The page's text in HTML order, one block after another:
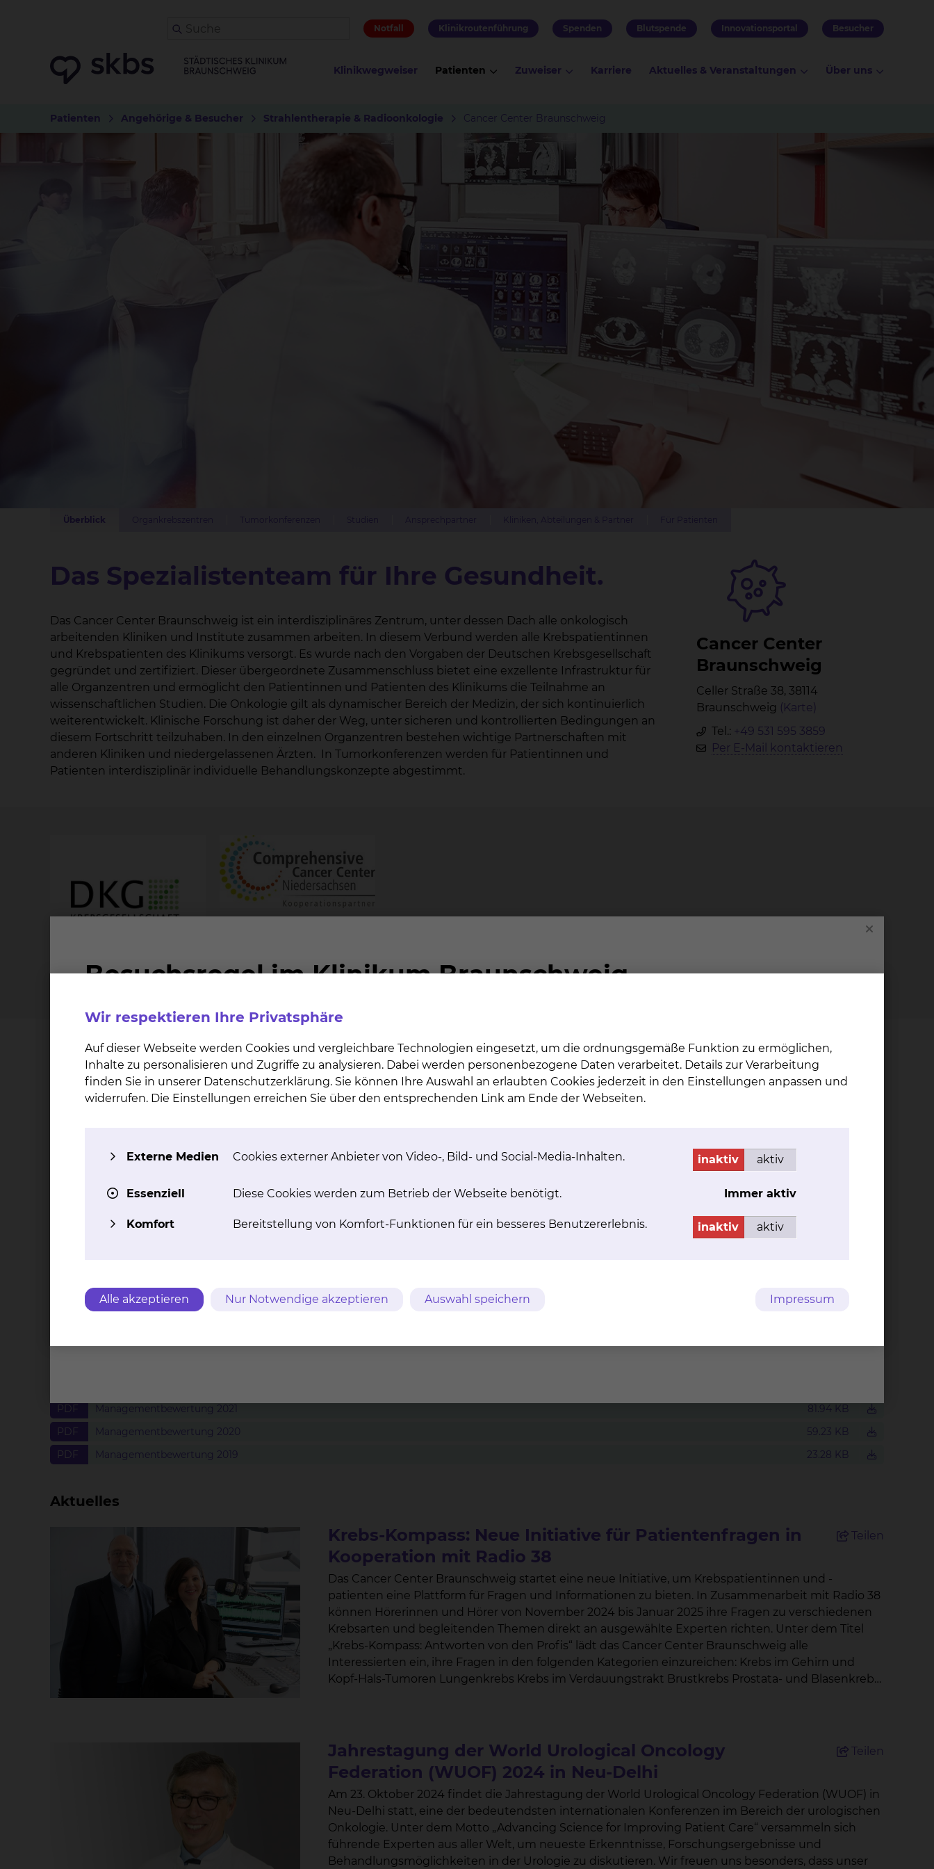
Notfall Klinikroutenführung Spenden Blutspende Innovationsportal Besucher
Klinikwegweiser Patienten Zuweiser Karriere Aktuelles & Veranstaltungen Über uns
Patienten Angehörige & Besucher Strahlentherapie & Radioonkologie Cancer Center Braunschweig
Überblick
Can­cer Cen­ter
Braun­schweig
Celler Straße 38, 38114
Braunschweig (Karte)
Tel.: +49 531 595 3859
Per E-Mail kontaktieren
Das Spezialistenteam für Ihre Gesundheit.
Das Cancer Center Braunschweig ist ein interdisziplinäres Zentrum, unter dessen Dach alle onkologisch
arbeitenden Kliniken und Institute zusammen arbeiten. In diesem Verbund werden alle Krebspatientinnen
und Krebspatienten des Klinikums versorgt. Es wurde nach den Vorgaben der Deutschen Krebsgesellschaft
gegründet und zertifiziert. Dieser übergeordnete Zusammenschluss bietet eine exzellente Infrastruktur für
alle Organzentren und ermöglicht den Patientinnen und Patienten des Klinikums die Teilnahme an
wissenschaftlichen Studien. Die Onkologie gilt als dynamischer Bereich der Medizin, der sich kontinuierlich
weiterentwickelt. Klinische Forschung ist daher der Weg, unter sicheren und kontrollierten Bedingungen an
diesem Fortschritt teilzuhaben. In den einzelnen Organzentren bestehen wichtige Partnerschaften mit
anderen Kliniken und niedergelassenen Ärzten. In Tumorkonferenzen werden für Patientinnen und
Patienten interdisziplinär individuelle Behandlungskonzepte abgestimmt.
Zahlen, Daten, Fakten
Die Darstellung des Onkologischen Zentrums und aller Behandlungspartner kann der"OncoMap"entnommen werden. Dies ist eine Webseite, auf
der man nach medizinischen Einrichtungen suchen kann, die auf bestimmte Krebsarten spezialisiert und von der Deutschen Krebsgesellschaft e. V.
In der Managementbewertung werden die Ergebnisse des Onkologischen Zentrums und seines Netzwerkes dargestellt und bewertet sowie
14 32 3466
Managementbewertungen
PDF
Managementbewertung 2021
81.94 KB
PDF
Managementbewertung 2020
59.23 KB
PDF
Managementbewertung 2019 23.28 KB
Aktuelles
Krebs-Kompass: Neue Initiative für Patientenfragen in
Kooperation mit Radio 38
Teilen
Das Cancer Center Braunschweig startet eine neue Initiative, um Krebspatientinnen und -
patienten eine Plattform für Fragen und Informationen zu bieten. In Zusammenarbeit mit Radio 38
können Hörerinnen und Hörer von November 2024 bis Januar 2025 ihre Fragen zu verschiedenen
Krebsarten und begleitenden Themen direkt an ausgewählte Experten richten. Unter dem Titel
„Krebs-Kompass: Antworten von den Profis“ lädt das Cancer Center Braunschweig alle
Interessierten ein, ihre Fragen in den folgenden Kategorien einzureichen: Krebs im Gehirn und
Kopf-Hals-Tumoren Lungenkrebs Krebs im Verdauungstrakt Brustkrebs Prostata- und Blasenkrebs
Informationen zu erhalten. Prof. Dr. Wolfgang Hoffmann, Sprecher des Cancer Centers
Braunschweig, betont die Bedeutung dieser Initiative: „Mit dem ‚Krebs-Kompass‘ schaffen wir eine
wertvolle Brücke zwischen Patienten und Experten. Es ist uns wichtig, dass die Menschen die
Informationen und Unterstützung erhalten, die sie benötigen, um ihre Erkrankung besser zu
verstehen und aktiv mitgestalten zu können.“ Das Cancer Center Braunschweig ist ein
interdisziplinäres Zentrum, das alle onkologisch arbeitenden Kliniken und Institute unter einem
Dach vereint. Es wurde nach den Vorgaben der Deutschen Krebsgesellschaft gegründet und
zertifiziert. Mit 14 zertifizierten Organkrebszentren ist das Cancer Center Braunschweig ein von der
Jahrestagung der World Urological Oncology
Federation (WUOF) 2024 in Neu-Delhi
Teilen
Am 23. Oktober 2024 findet die Jahrestagung der World Urological Oncology Federation (WUOF) in
Neu-Delhi statt, eine der bedeutendsten internationalen Konferenzen im Bereich der urologischen
Onkologie. Unter dem Motto „Advancing Science for Improving Patient Care“ versammeln sich
führende Experten aus aller Welt, um neueste Erkenntnisse, Forschungsergebnisse und
Behandlungsmöglichkeiten in der Urologie zu diskutieren. Wir freuen uns besonders, dass unser
Wir respektieren Ihre Privatsphäre
Auf dieser Webseite werden Cookies und vergleichbare Technologien eingesetzt, um die ordnungsgemäße Funktion zu ermöglichen,
Inhalte zu personalisieren und Zugriffe zu analysieren. Dabei werden personenbezogene Daten verarbeitet. Details zur Verarbeitung
finden Sie in unserer Datenschutzerklärung. Sie können Ihre Auswahl an erlaubten Cookies jederzeit in den Einstellungen anpassen und
widerrufen. Die Einstellungen erreichen Sie über den entsprechenden Link am Ende der Webseiten.
Externe Medien Cookies externer Anbieter von Video-, Bild- und Social-Media-Inhalten. inaktiv aktiv
Essenziell Diese Cookies werden zum Betrieb der Webseite benötigt. Immer aktiv
Komfort Bereitstellung von Komfort-Funktionen für ein besseres Benutzererlebnis. inaktiv aktiv
Alle akzeptieren Nur Notwendige akzeptieren Auswahl speichern Impressum